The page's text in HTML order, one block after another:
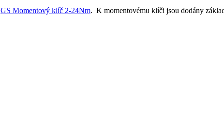
GS Momentový klíč 2-24Nm. K momentovému klíči jsou dodány